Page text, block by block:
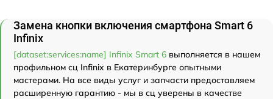
Замена кнопки включения смартфона Smart 6
Infinix
[dataset:services:name] Infinix Smart 6 выполняется в нашем
профильном сц Infinix в Екатеринбурге опытными
мастерами. На все виды услуг и запчасти предоставляем
расширенную гарантию - мы в сц уверены в качестве